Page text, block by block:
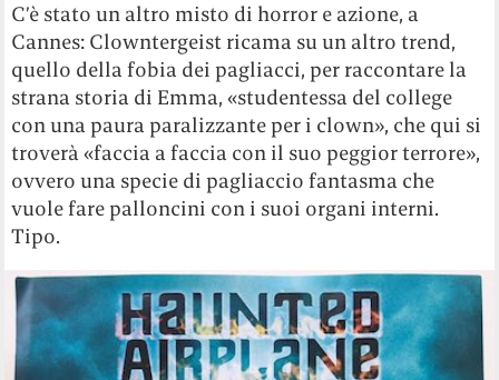
C’è stato un altro misto di horror e azione, a
Cannes: Clowntergeist ricama su un altro trend,
quello della fobia dei pagliacci, per raccontare la
strana storia di Emma, «studentessa del college
con una paura paralizzante per i clown», che qui si
troverà «faccia a faccia con il suo peggior terrore»,
ovvero una specie di pagliaccio fantasma che
vuole fare palloncini con i suoi organi interni.
Tipo.